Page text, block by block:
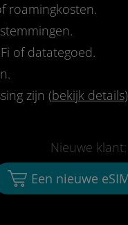
roamingkosten.
of datategoed.
zijn (bekijk details
Nieuwe klant:
Een nieuwe